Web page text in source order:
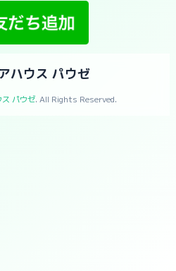
ハウス パウゼ
パウゼ. All Rights Reserved.